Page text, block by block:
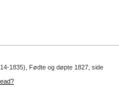
1835), Fødte og døpte 1827, side